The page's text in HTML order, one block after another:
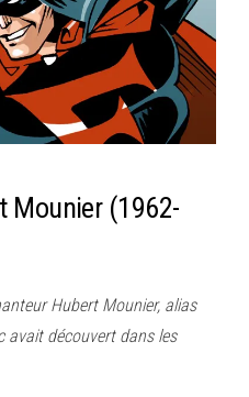
Mounier (1962-
Hubert Mounier, alias
avait découvert dans les